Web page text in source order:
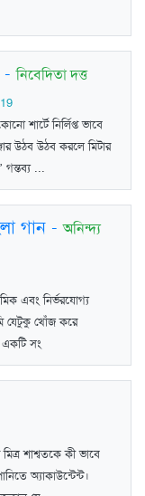
-নিবেদিতা দত্ত
শার্টে নির্লিপ্ত ভাবে
উঠব উঠব করলে মিটার
গন্তব্য ...
গান -অনিন্দ্য
এবং নির্ভরযোগ্য
যেটুকু খোঁজ করে
একটি সং
শাশ্বতকে কী ভাবে
অ্যাকাউন্টেন্ট।